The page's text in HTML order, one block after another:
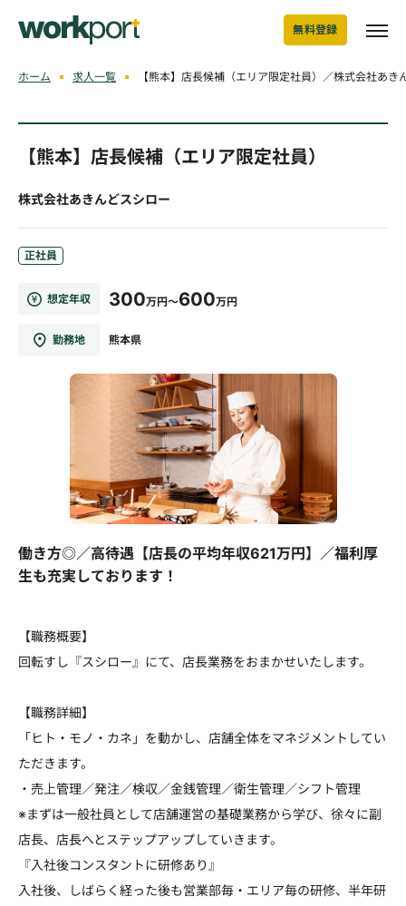
無料登録
ホーム 求人一覧 【熊本】店長候補（エリア限定社員）／株式会社あき
【熊本】店長候補（エリア限定社員）
株式会社あきんどスシロー
正社員
想定年収 300万円～600万円
勤務地 熊本県
働き方◎／高待遇【店長の平均年収621万円】／福利厚
生も充実しております！
【職務概要】
回転すし『スシロー』にて、店長業務をおまかせいたします。
【職務詳細】
「ヒト・モノ・カネ」を動かし、店舗全体をマネジメントしてい
ただきます。
・売上管理／発注／検収／金銭管理／衛生管理／シフト管理
※まずは一般社員として店舗運営の基礎業務から学び、徐々に副
店長、店長へとステップアップしていきます。
『入社後コンスタントに研修あり』
入社後、しばらく経った後も営業部毎・エリア毎の研修、半年研